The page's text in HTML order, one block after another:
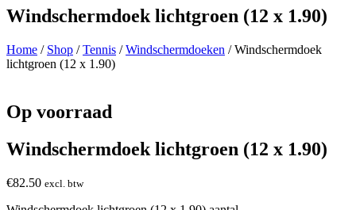
Windschermdoek lichtgroen (12 x 1.90)
Home / Shop /Tennis /Windschermdoeken / Windschermdoek
lichtgroen (12 x 1.90)
Op voorraad
Windschermdoek lichtgroen (12 x 1.90)
€82.50 excl. btw